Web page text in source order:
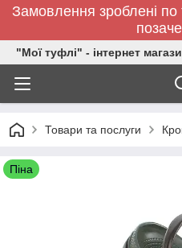
Замовлення зроблені
"Мої туфлі" - інтернет
Товари та послуги
Піна